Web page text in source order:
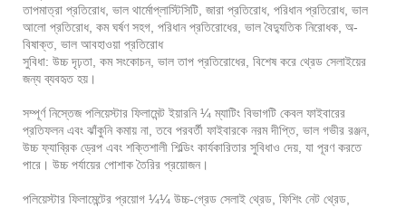
তাপমাত্রা প্রতিরোধ, ভাল থার্মোপ্লাস্টিসিটি, জারা প্রতিরোধ, পরিধান প্রতিরোধ, ভাল
আলো প্রতিরোধ, কম ঘর্ষণ সহগ, পরিধান প্রতিরোধের, ভাল বৈদ্যুতিক নিরোধক, অ-
বিষাক্ত, ভাল আবহাওয়া প্রতিরোধ
সুবিধা: উচ্চ দৃঢ়তা, কম সংকোচন, ভাল তাপ প্রতিরোধের, বিশেষ করে থ্রেড সেলাইয়ের
জন্য ব্যবহৃত হয়।
সম্পূর্ণ নিস্তেজ পলিয়েস্টার ফিলামেন্ট ইয়ারনি ¼ ম্যাটিং বিভাগটি কেবল ফাইবারের
প্রতিফলন এবং ঝাঁকুনি কমায় না, তবে পরবর্তী ফাইবারকে নরম দীপ্তি, ভাল গভীর রঞ্জন,
উচ্চ ফ্যাব্রিক ড্রেপ এবং শক্তিশালী শিল্ডিং কার্যকারিতার সুবিধাও দেয়, যা পূরণ করতে
পারে। উচ্চ পর্যায়ের পোশাক তৈরির প্রয়োজন।
পলিয়েস্টার ফিলামেন্টের প্রয়োগ ¼¼ উচ্চ-গ্রেড সেলাই থ্রেড, ফিশিং নেট থ্রেড,